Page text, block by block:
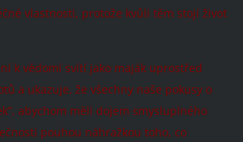
vlastnosti, protože kvůli těm stojí život
k vědomí svítí jako maják uprostřed
a ukazuje, že všechny naše pokusy o
abychom měli dojem smysluplného
pouhou náhražkou toho, co